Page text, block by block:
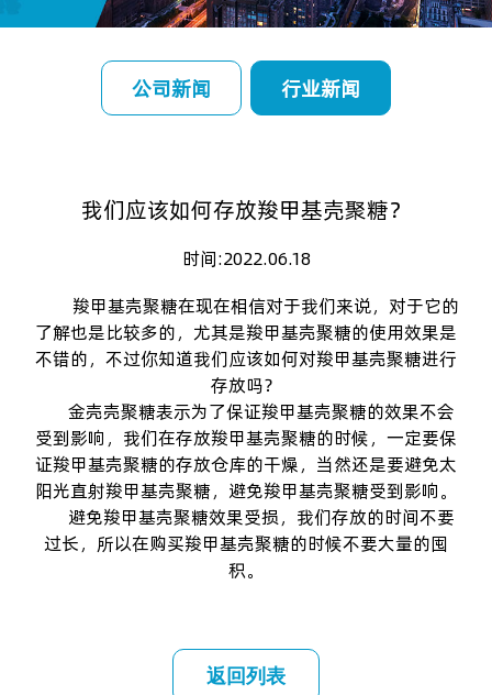
公司新闻 行业新闻
我们应该如何存放羧甲基壳聚糖？
时间:2022.06.18
羧甲基壳聚糖在现在相信对于我们来说，对于它的
了解也是比较多的，尤其是羧甲基壳聚糖的使用效果是
不错的，不过你知道我们应该如何对羧甲基壳聚糖进行
存放吗？
金壳壳聚糖表示为了保证羧甲基壳聚糖的效果不会
受到影响，我们在存放羧甲基壳聚糖的时候，一定要保
证羧甲基壳聚糖的存放仓库的干燥，当然还是要避免太
阳光直射羧甲基壳聚糖，避免羧甲基壳聚糖受到影响。
避免羧甲基壳聚糖效果受损，我们存放的时间不要
过长，所以在购买羧甲基壳聚糖的时候不要大量的囤
积。
返回列表